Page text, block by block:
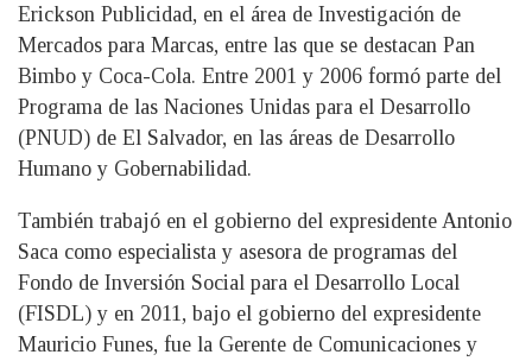
Erickson Publicidad, en el área de Investigación de
Mercados para Marcas, entre las que se destacan Pan
Bimbo y Coca-Cola. Entre 2001 y 2006 formó parte del
Programa de las Naciones Unidas para el Desarrollo
(PNUD) de El Salvador, en las áreas de Desarrollo
Humano y Gobernabilidad.
También trabajó en el gobierno del expresidente Antonio
Saca como especialista y asesora de programas del
Fondo de Inversión Social para el Desarrollo Local
(FISDL) y en 2011, bajo el gobierno del expresidente
Mauricio Funes, fue la Gerente de Comunicaciones y